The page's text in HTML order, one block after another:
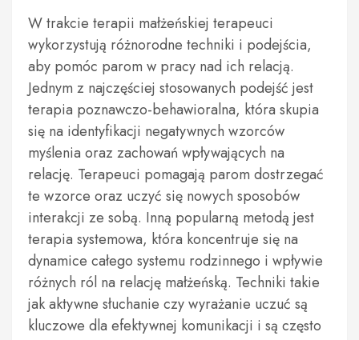
W trakcie terapii małżeńskiej terapeuci
wykorzystują różnorodne techniki i podejścia,
aby pomóc parom w pracy nad ich relacją.
Jednym z najczęściej stosowanych podejść jest
terapia poznawczo-behawioralna, która skupia
się na identyfikacji negatywnych wzorców
myślenia oraz zachowań wpływających na
relację. Terapeuci pomagają parom dostrzegać
te wzorce oraz uczyć się nowych sposobów
interakcji ze sobą. Inną popularną metodą jest
terapia systemowa, która koncentruje się na
dynamice całego systemu rodzinnego i wpływie
różnych ról na relację małżeńską. Techniki takie
jak aktywne słuchanie czy wyrażanie uczuć są
kluczowe dla efektywnej komunikacji i są często